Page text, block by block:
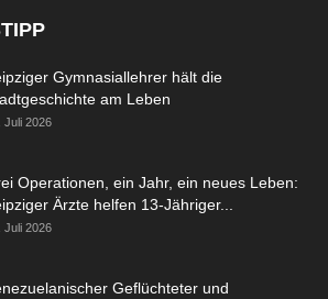
Gymnasiallehrer hält die
am Leben
Juli 2026
Operationen, ein Jahr, ein neues Leben:
Ärzte helfen 13-Jähriger...
Juli 2026
Geflüchteter und